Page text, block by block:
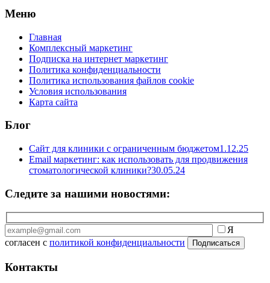
Меню
Главная
Комплексный маркетинг
Подписка на интернет маркетинг
Политика конфиденциальности
Политика использования файлов cookie
Условия использования
Карта сайта
Блог
Сайт для клиники с ограниченным бюджетом1.12.25
Email маркетинг: как использовать для продвижения
стоматологической клиники?30.05.24
Следите за нашими новостями:
Я
согласен с политикой конфиденциальности
Контакты